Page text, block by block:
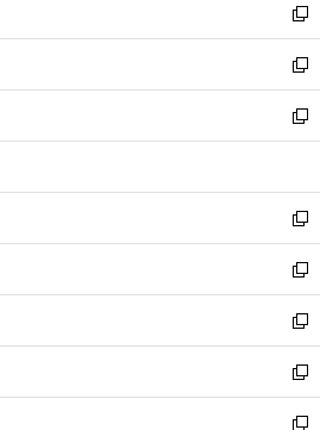
く
で
開
く
ド
ウ
で
開
く
ィ
ン
ド
ウ
で
開
い
ウ
ィ
ン
ド
ウ
開
く
新
し
い
ウ
ィ
ン
ウ
で
開
く
新
し
い
ウ
ン
ド
ウ
で
開
く
新
し
ウ
ィ
ン
ド
ウ
で
開
く
新
し
い
ウ
ィ
ン
ド
ウ
で
新
し
い
ウ
ィ
ン
ド
新
し
い
ウ
ィ
新
し